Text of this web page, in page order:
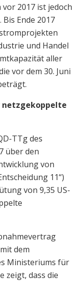
2017 ist jedoch
Ende 2017
und Handel
aller
vor dem 30. Juni
netzgekoppelte
TTg des
über den
von
11“)
von 9,35 US-
dem
Ministeriums für
zeigt, dass die